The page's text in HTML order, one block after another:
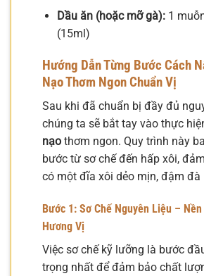
Dầu ăn (hoặc mỡ gà):1
(15ml)
Hướng Dẫn Từng Bước Cách
Nạo Thơm Ngon Chuẩn Vị
Sau khi đã chuẩn bị đầy đủ
chúng ta sẽ bắt tay vào thực
nạo thơm ngon. Quy trình này
bước từ sơ chế đến hấp xôi,
có một đĩa xôi dẻo mịn, đậm đà
Bước 1: Sơ Chế Nguyên Liệu –
Hương Vị
Việc sơ chế kỹ lưỡng là bước
trọng nhất để đảm bảo chất